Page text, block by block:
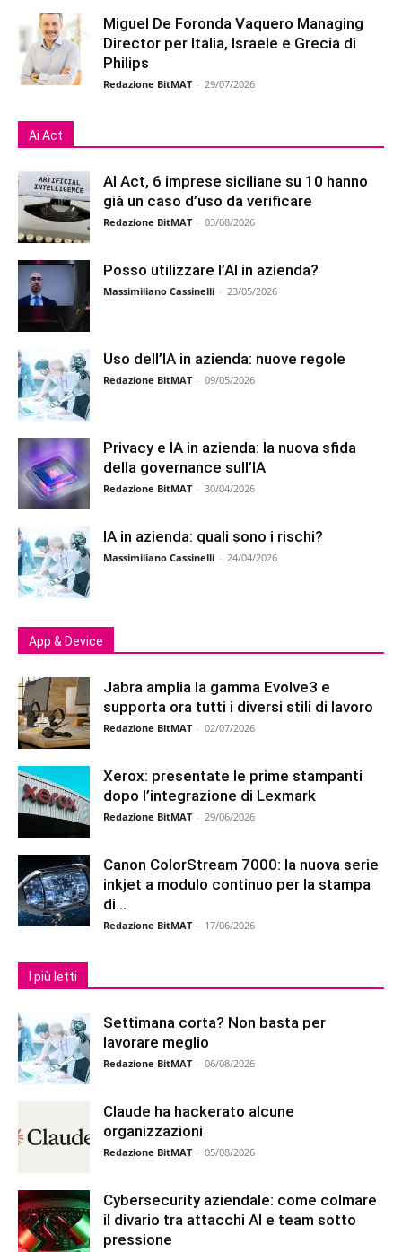
Miguel De Foronda Vaquero Managing
Director per Italia, Israele e Grecia di
Philips
Redazione BitMAT - 29/07/2026
Ai Act
AI Act, 6 imprese siciliane su 10 hanno
già un caso d’uso da verificare
Redazione BitMAT - 03/08/2026
Posso utilizzare l’AI in azienda?
Massimiliano Cassinelli - 23/05/2026
Uso dell’IA in azienda: nuove regole
Redazione BitMAT - 09/05/2026
Privacy e IA in azienda: la nuova sfida
della governance sull’IA
Redazione BitMAT - 30/04/2026
IA in azienda: quali sono i rischi?
Massimiliano Cassinelli - 24/04/2026
App & Device
Jabra amplia la gamma Evolve3 e
supporta ora tutti i diversi stili di lavoro
Redazione BitMAT - 02/07/2026
Xerox: presentate le prime stampanti
dopo l’integrazione di Lexmark
Redazione BitMAT - 29/06/2026
Canon ColorStream 7000: la nuova serie
inkjet a modulo continuo per la stampa
di...
Redazione BitMAT - 17/06/2026
I più letti
Settimana corta? Non basta per
lavorare meglio
Redazione BitMAT - 06/08/2026
Claude ha hackerato alcune
organizzazioni
Redazione BitMAT - 05/08/2026
Cybersecurity aziendale: come colmare
il divario tra attacchi AI e team sotto
pressione